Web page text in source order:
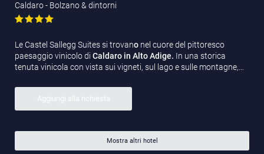
Caldaro - Bolzano & dintorni
Le Castel Sallegg Suites si trovano nel cuore del pittoresco
paesaggio vinicolo di Caldaro in Alto Adige. In una storica
tenuta vinicola con vista sui vigneti, sul lago e sulle montagne,…
Aggiungi alla richiesta
Mostra altri hotel